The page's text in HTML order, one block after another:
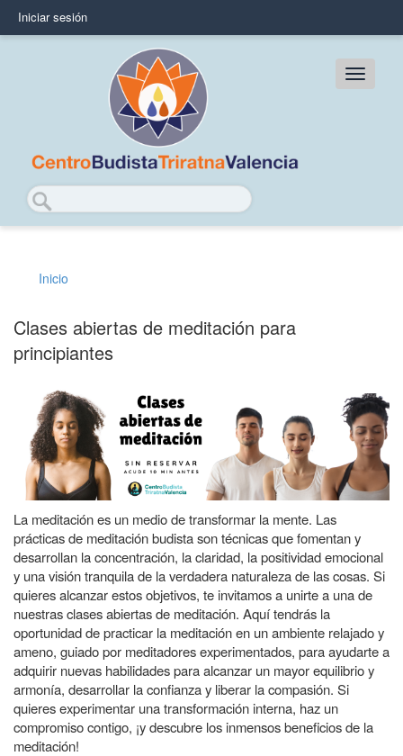
principal
User
Iniciar sesión
Main
Buscar
enlaces
de
ayuda
a
la
navegación
Inicio
Clases abiertas de meditación para
principiantes
La meditación es un medio de transformar la mente. Las
prácticas de meditación budista son técnicas que fomentan y
desarrollan la concentración, la claridad, la positividad emocional
y una visión tranquila de la verdadera naturaleza de las cosas. Si
quieres alcanzar estos objetivos, te invitamos a unirte a una de
nuestras clases abiertas de meditación. Aquí tendrás la
oportunidad de practicar la meditación en un ambiente relajado y
ameno, guiado por meditadores experimentados, para ayudarte a
adquirir nuevas habilidades para alcanzar un mayor equilibrio y
armonía, desarrollar la confianza y liberar la compasión. Si
quieres experimentar una transformación interna, haz un
compromiso contigo, ¡y descubre los inmensos beneficios de la
meditación!